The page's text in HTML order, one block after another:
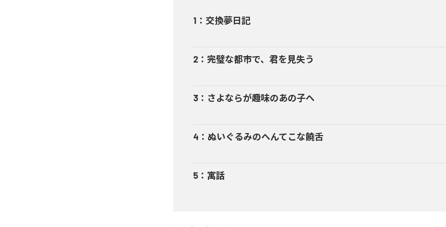
1 ： 交換夢日記
2 ： 完璧な都市で、君を見失う
3 ： さよならが趣味のあの子へ
4 ： ぬいぐるみのへんてこな饒舌
5 ： 寓話